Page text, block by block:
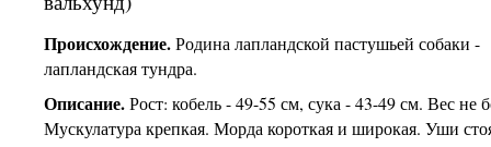
Происхождение.Родина лапландской пастушьей собаки -
лапландская тундра.
Описание.Рост: кобель - 49-55 см, сука - 43-49 см. Вес не
Мускулатура крепкая. Морда короткая и широкая. Уши